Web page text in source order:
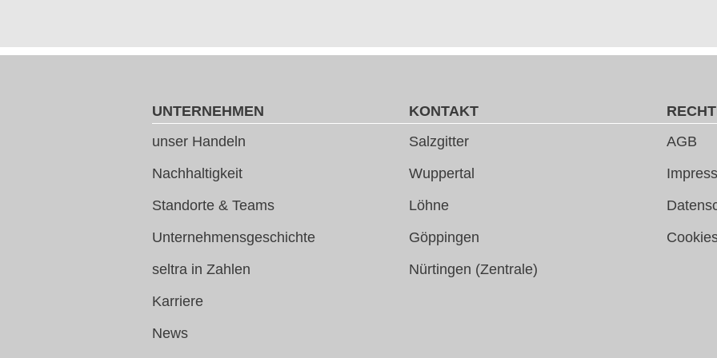
UNTERNEHMEN
unser Handeln
Nachhaltigkeit
Standorte & Teams
Unternehmensgeschichte
seltra in Zahlen
Karriere
News
KONTAKT
Salzgitter
Wuppertal
Löhne
Göppingen
Nürtingen (Zentrale)
AGB